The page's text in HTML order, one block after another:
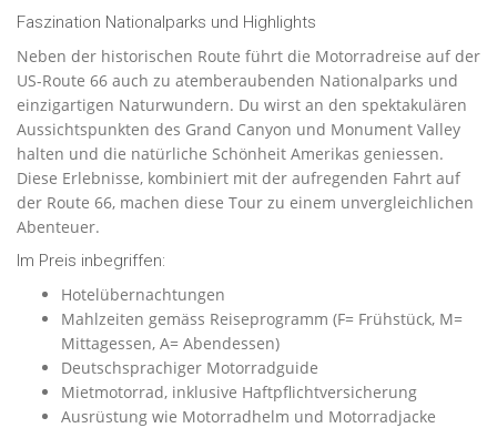
Faszination Nationalparks und Highlights
Neben der historischen Route führt die Motorradreise auf der
US-Route 66 auch zu atemberaubenden Nationalparks und
einzigartigen Naturwundern. Du wirst an den spektakulären
Aussichtspunkten des Grand Canyon und Monument Valley
halten und die natürliche Schönheit Amerikas geniessen.
Diese Erlebnisse, kombiniert mit der aufregenden Fahrt auf
der Route 66, machen diese Tour zu einem unvergleichlichen
Abenteuer.
Im Preis inbegriffen:
Hotelübernachtungen
Mahlzeiten gemäss Reiseprogramm (F= Frühstück, M=
Mittagessen, A= Abendessen)
Deutschsprachiger Motorradguide
Mietmotorrad, inklusive Haftpflichtversicherung
Ausrüstung wie Motorradhelm und Motorradjacke